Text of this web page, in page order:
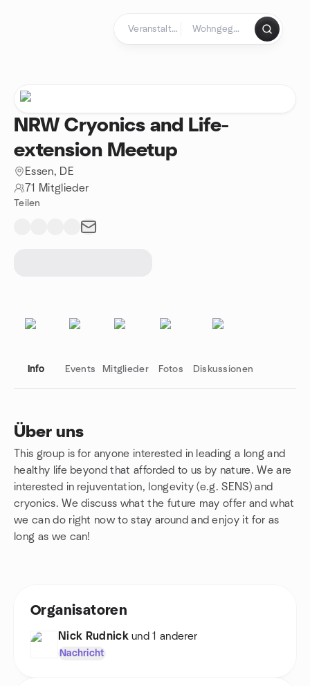
NRW Cryonics and Life-
extension Meetup
Essen, DE
71 Mitglieder
Teilen
Info Events Mitglieder Fotos Diskussionen
Über uns
This group is for anyone interested in leading a long and
healthy life beyond that afforded to us by nature. We are
interested in rejuventation, longevity (e.g. SENS) and
cryonics. We discuss what the future may offer and what
we can do right now to stay around and enjoy it for as
long as we can!
Gruppenlinks
Organisatoren
Nick Rudnick und 1 anderer
Nachricht